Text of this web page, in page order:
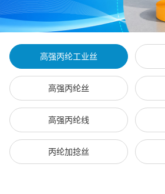
高强丙纶工业丝
高强丙纶丝
高强丙纶线
丙纶加捻丝